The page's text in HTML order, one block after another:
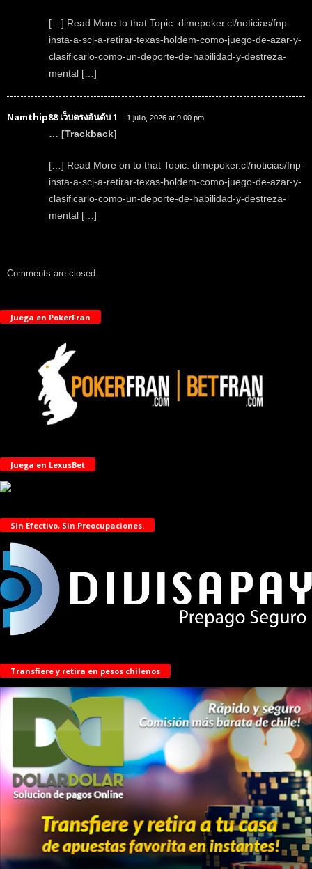
[…] Read More to that Topic: dimepoker.cl/noticias/fnp-
insta-a-scj-a-retirar-texas-holdem-como-juego-de-azar-y-
clasificarlo-como-un-deporte-de-habilidad-y-destreza-
mental […]
Namthip88 เว็บตรงอันดับ 1 1 julio, 2026 at 9:00 pm
… [Trackback]
[…] Read More on to that Topic: dimepoker.cl/noticias/fnp-
insta-a-scj-a-retirar-texas-holdem-como-juego-de-azar-y-
clasificarlo-como-un-deporte-de-habilidad-y-destreza-
mental […]
Comments are closed.
Juega en PokerFran
Juega en LexusBet
Sin Efectivo, Sin Preocupaciones.
Transfiere y retira en pesos chilenos